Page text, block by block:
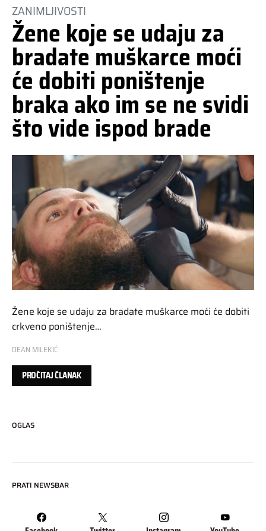
ZANIMLJIVOSTI
Žene koje se udaju za
bradate muškarce moći
će dobiti poništenje
braka ako im se ne svidi
što vide ispod brade
Žene koje se udaju za bradate muškarce moći će dobiti
crkveno poništenje…
DEAN MILEKIĆ
PROČITAJ ČLANAK
OGLAS
PRATI NEWSBAR